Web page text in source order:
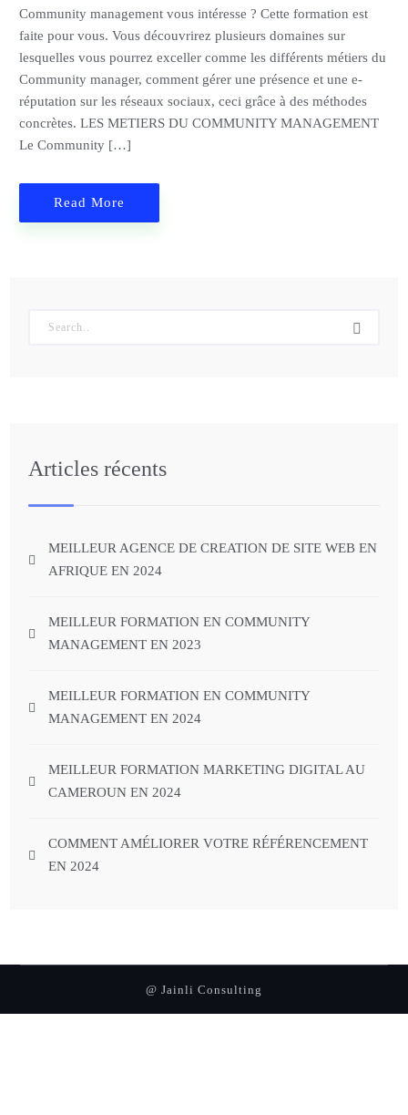
Community management vous intéresse ? Cette formation est
faite pour vous. Vous découvrirez plusieurs domaines sur
lesquelles vous pourrez exceller comme les différents métiers du
Community manager, comment gérer une présence et une e-
réputation sur les réseaux sociaux, ceci grâce à des méthodes
concrètes. LES METIERS DU COMMUNITY MANAGEMENT
Le Community […]
Read More
Articles récents
MEILLEUR AGENCE DE CREATION DE SITE WEB EN
AFRIQUE EN 2024
MEILLEUR FORMATION EN COMMUNITY
MANAGEMENT EN 2023
MEILLEUR FORMATION EN COMMUNITY
MANAGEMENT EN 2024
MEILLEUR FORMATION MARKETING DIGITAL AU
CAMEROUN EN 2024
COMMENT AMÉLIORER VOTRE RÉFÉRENCEMENT
EN 2024
@ Jainli Consulting